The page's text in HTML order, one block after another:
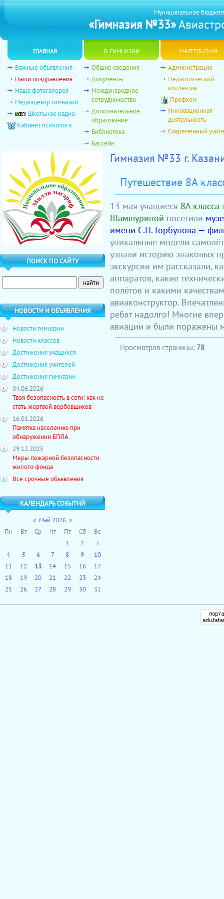
Муниципальное
«Гимназия №33»
главная о гимназии учительская
Важные объявления
Наши поздравления
Наша фотогалерея
Медиацентр гимназии
Школьное радио
Кабинет психолога
Общие сведения
Документы
Международное
сотрудничество
Дополнительное
образование
Библиотека
Бассейн
Администрация
Педагогический
коллектив
Профком
Инновационная
деятельность
Современный
ПОИСК ПО САЙТУ
НОВОСТИ И ОБЪЯВЛЕНИЯ
Новости гимназии
Новости классов
Достижения учащихся
Достижения учителей
Достижения гимназии
04.06.2026
Твоя безопасность в сети: как не
стать жертвой вербовщиков
16.01.2026
Памятка населению при
обнаружении БПЛА
29.12.2025
Меры пожарной безопасности
жилого фонда
Все срочные объявления
КАЛЕНДАРЬ СОБЫТИЙ
« Май 2026 »
Пн
Вт Ср Чт Пт Сб
Вс
1
2
3
4
5 6 7 8 9
10
11
12 13 14 15 16
17
18
19 20 21 22 23
24
25
26 27 28 29 30 31
Гимназия №33 г.
Путешествие 8А
13 мая учащиеся 8А класса
Шамшуриной посетили
имени С.П. Горбунова —
уникальные модели
узнали историю знаковых
экскурсии им рассказали,
аппаратов, какие
полётов и какими
авиаконструктор.
ребят надолго! Многие
авиации и были поражены
Просмотров страницы: 78